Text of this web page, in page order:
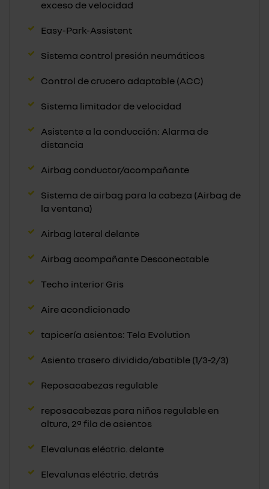
exceso de velocidad
Easy-Park-Assistent
Sistema control presión neumáticos
Control de crucero adaptable (ACC)
Sistema limitador de velocidad
Asistente a la conducción: Alarma de
distancia
Airbag conductor/acompañante
Sistema de airbag para la cabeza (Airbag de
la ventana)
Airbag lateral delante
Airbag acompañante Desconectable
Techo interior Gris
Aire acondicionado
tapicería asientos: Tela Evolution
Asiento trasero dividido/abatible (1/3-2/3)
Reposacabezas regulable
reposacabezas para niños regulable en
altura, 2ª fila de asientos
Elevalunas eléctric. delante
Elevalunas eléctric. detrás